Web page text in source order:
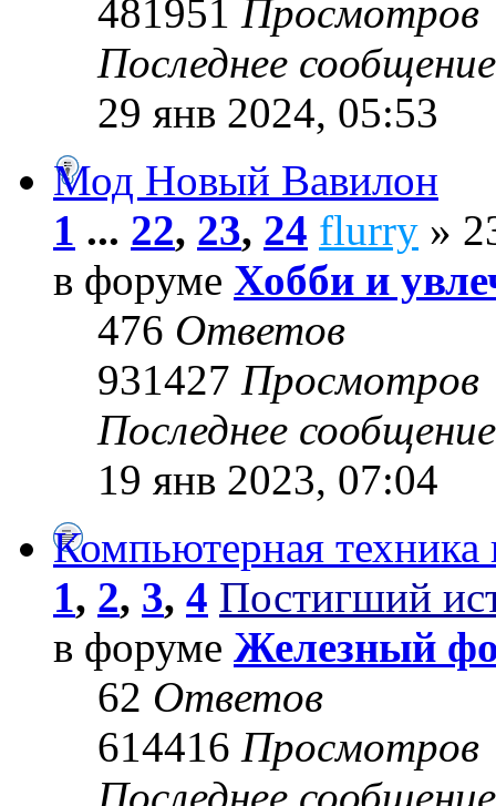
481951 Просмотров
Последнее
29 янв 2024, 05:53
Мод Новый Вавилон
1 ... 22, 23, 24 flurry »
в форуме Хобби и
476 Ответов
931427 Просмотров
Последнее
19 янв 2023, 07:04
Компьютерная
1, 2, 3, 4 Постигший
в форуме Железный
62 Ответов
614416 Просмотров